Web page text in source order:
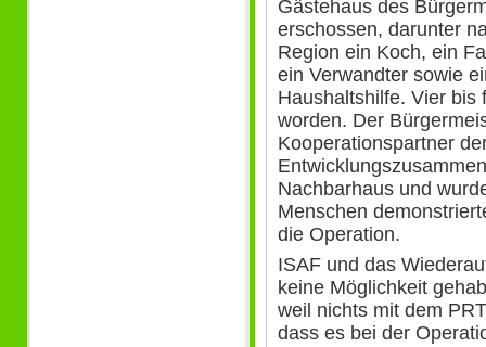
Gästehaus des
erschossen, darunter
Region ein Koch, ein
ein Verwandter sowie
Haushaltshilfe. Vier bis
worden. Der
Kooperationspartner
Nachbarhaus und
Menschen
die Operation.
ISAF und das
keine Möglichkeit
weil nichts mit dem
dass es bei der